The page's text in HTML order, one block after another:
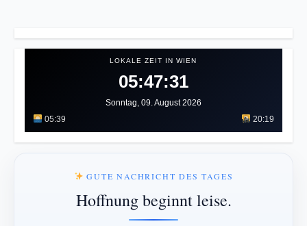
LOKALE ZEIT IN WIEN
05:47:35
Sonntag, 09. August 2026
05:39
20:19
GUTE NACHRICHT DES TAGES
Hoffnung beginnt leise.